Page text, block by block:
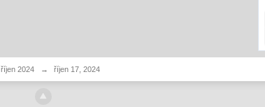
říjen 2024 → říjen 17, 2024